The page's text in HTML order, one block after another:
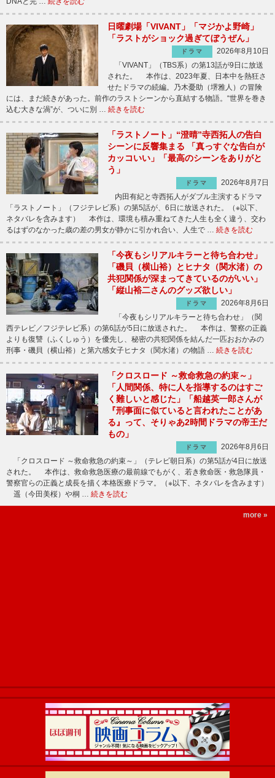
日曜劇場「VIVANT」「マジかよ野崎」
「ラストがショック過ぎてぼうぜん」
ドラマ
2026年8月10日
「VIVANT」（TBS系）の第13話が9日に放送
された。 本作は、2023年夏、日本中を熱狂さ
せたドラマの続編。乃木憂助（堺雅人）の冒険
には、まだ続きがあった。前作のラストシーンから直結する物語。“世界を巻き
込む大きな渦”が、ついに別 … 続きを読む
「ラストノート」“澄晴”寺西拓人の告白
シーンに反響集まる 「真っすぐな告白が
カッコいい」「最高のシーンをありがと
う」
ドラマ
2026年8月7日
内田有紀と寺西拓人がダブル主演するドラマ
「ラストノート」（フジテレビ系）の第5話が、6日に放送された。（※以下、
ネタバレを含みます） 本作は、環境も積み重ねてきた人生も全く違う、交わ
るはずのなかった歳の差の男女が静かに引かれ合い、人生で … 続きを読む
「今夜もシリアルキラーと待ち合わせ」
「磯貝（横山裕）とヒナタ（関水渚）の
共犯関係が深まってきているのがいい」
「縦山裕二さんのグッズ欲しい」
ドラマ
2026年8月6日
「今夜もシリアルキラーと待ち合わせ」（関
西テレビ／フジテレビ系）の第6話が5日に放送された。 本作は、警察の正義
よりも復讐（ふくしゅう）を優先し、秘密の共犯関係を結んだ一匹おおかみの
刑事・磯貝（横山裕）と第六感女子ヒナタ（関水渚）の物語 … 続きを読む
「クロスロード ～救命救急の約束～」
「人間関係、特に人を指導するのはすご
く難しいと感じた」「船越英一郎さんが
『刑事面に似ていると言われたことがあ
る』って、そりゃあ2時間ドラマの帝王だ
もの」
ドラマ
2026年8月6日
「クロスロード ～救命救急の約束～」（テレビ朝日系）の第5話が4日に放送
された。 本作は、救命救急医療の最前線でもがく、若き救命医・救急隊員・
警察官らの正義と成長を描く本格医療ドラマ。（※以下、ネタバレを含みます）
遥（今田美桜）や桐 … 続きを読む
more »